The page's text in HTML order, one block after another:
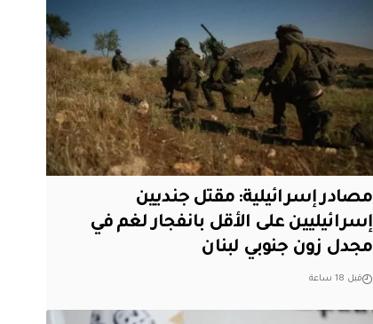
مصادر إسرائيلية: مقتل جنديين
إسرائيليين على الأقل بانفجار لغم في
مجدل زون جنوبي لبنان
قبل 18 ساعة